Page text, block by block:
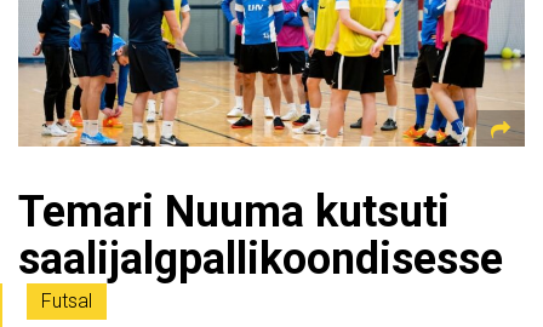
Temari Nuuma kutsuti
saalijalgpallikoondisesse
Futsal